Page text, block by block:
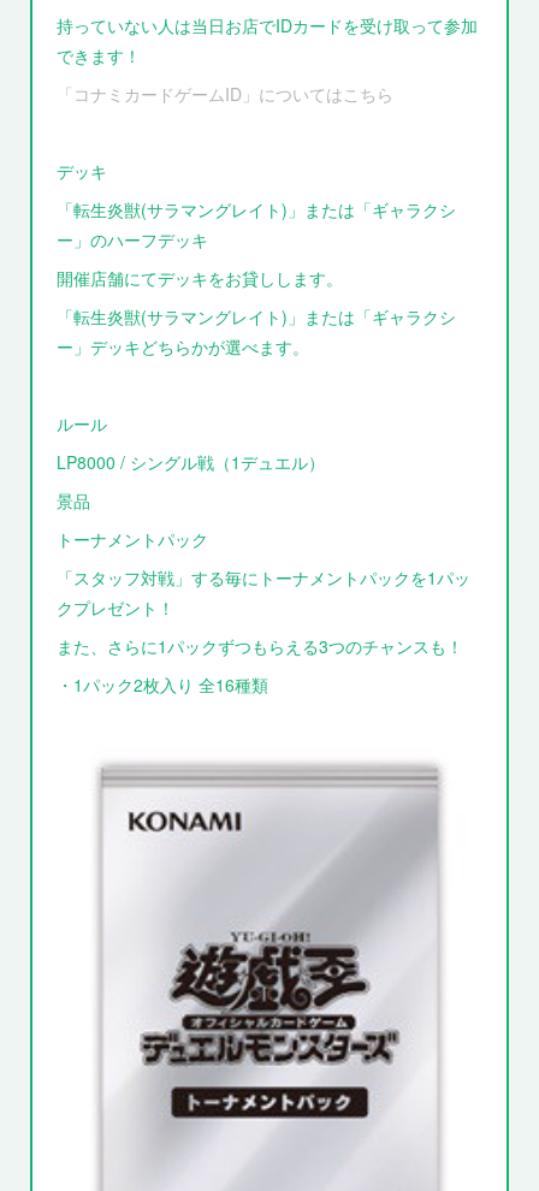
持っていない人は当日お店でIDカードを受け取って参加
できます！
「コナミカードゲームID」についてはこちら
デッキ
「転生炎獣(サラマングレイト)」または「ギャラクシ
ー」のハーフデッキ
開催店舗にてデッキをお貸しします。
「転生炎獣(サラマングレイト)」または「ギャラクシ
ー」デッキどちらかが選べます。
ルール
LP8000 / シングル戦（1デュエル）
景品
トーナメントパック
「スタッフ対戦」する毎にトーナメントパックを1パッ
クプレゼント！
また、さらに1パックずつもらえる3つのチャンスも！
・1パック2枚入り 全16種類